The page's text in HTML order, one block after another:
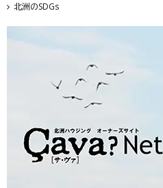
北洲のSDGs